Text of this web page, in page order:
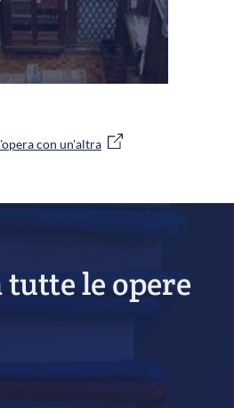
con un'altra
le opere